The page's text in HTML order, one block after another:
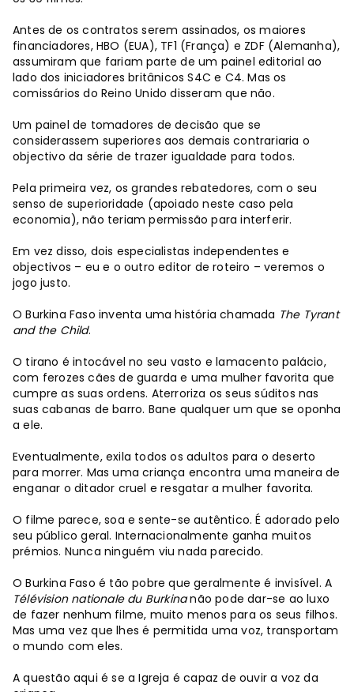
Antes de os contratos serem assinados, os maiores
financiadores, HBO (EUA), TF1 (França) e ZDF (Alemanha),
assumiram que fariam parte de um painel editorial ao
lado dos iniciadores britânicos S4C e C4. Mas os
comissários do Reino Unido disseram que não.
Um painel de tomadores de decisão que se
considerassem superiores aos demais contrariaria o
objectivo da série de trazer igualdade para todos.
Pela primeira vez, os grandes rebatedores, com o seu
senso de superioridade (apoiado neste caso pela
economia), não teriam permissão para interferir.
Em vez disso, dois especialistas independentes e
objectivos – eu e o outro editor de roteiro – veremos o
jogo justo.
O Burkina Faso inventa uma história chamada The Tyrant
and the Child.
O tirano é intocável no seu vasto e lamacento palácio,
com ferozes cães de guarda e uma mulher favorita que
cumpre as suas ordens. Aterroriza os seus súditos nas
suas cabanas de barro. Bane qualquer um que se oponha
a ele.
Eventualmente, exila todos os adultos para o deserto
para morrer. Mas uma criança encontra uma maneira de
enganar o ditador cruel e resgatar a mulher favorita.
O filme parece, soa e sente-se autêntico. É adorado pelo
seu público geral. Internacionalmente ganha muitos
prémios. Nunca ninguém viu nada parecido.
O Burkina Faso é tão pobre que geralmente é invisível. A
Télévision nationale du Burkinanão pode dar-se ao luxo
de fazer nenhum filme, muito menos para os seus filhos.
Mas uma vez que lhes é permitida uma voz, transportam
o mundo com eles.
A questão aqui é se a Igreja é capaz de ouvir a voz da